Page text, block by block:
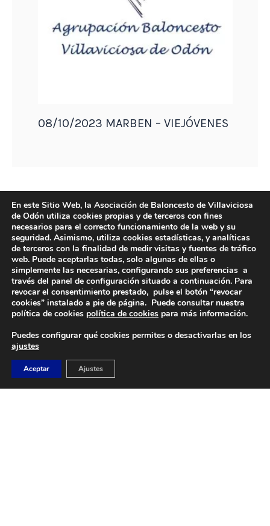
08/10/2023 MARBEN – VIEJÓVENES
DIRECCIÓN
Camino de Sacedón 15
Villaviciosa de Odón (Madrid)
En este Sitio Web, la Asociación de Baloncesto de Villaviciosa
de Odón utiliza cookies propias y de terceros con fines
necesarios para el correcto funcionamiento de la web y su
seguridad. Asimismo, utiliza cookies estadísticas, y analíticas
de terceros con la finalidad de medir visitas y fuentes de tráfico
web. Puede aceptarlas todas, solo algunas de ellas o
simplemente las necesarias, configurando sus preferencias a
través del panel de configuración situado a continuación. Para
revocar el consentimiento prestado, pulse el botón “revocar
cookies” instalado a pie de página. Puede consultar nuestra
política de cookies política de cookies para más información.
Puedes configurar qué cookies permites o desactivarlas en los
ajustes
Aceptar Ajustes